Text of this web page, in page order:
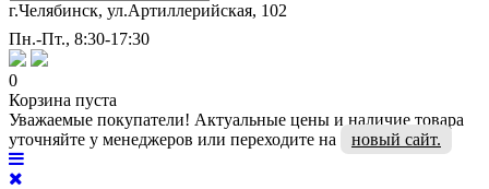
г.Челябинск, ул.Артиллерийская, 102
Пн.-Пт., 8:30-17:30
0
Корзина пуста
Уважаемые покупатели! Актуальные цены и наличие товара
уточняйте у менеджеров или переходите на
новый сайт.